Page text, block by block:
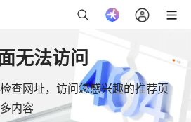
无法访问
查网址，访问您感兴趣的推荐页
内容